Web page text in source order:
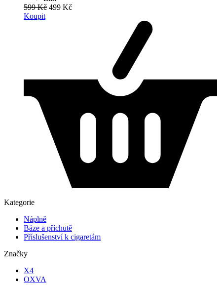
599 Kč 499 Kč
Koupit
Kategorie
Náplně
Báze a příchutě
Příslušenství k cigaretám
Značky
X4
OXVA